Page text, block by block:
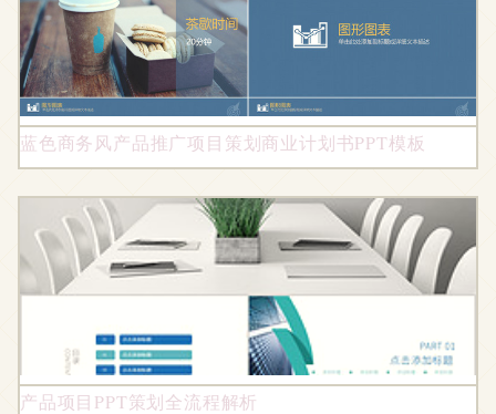
蓝色商务风产品推广项目策划商业计划书PPT模板
产品项目PPT策划全流程解析